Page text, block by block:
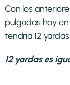
Con los
pulgadas hay
tendría 12 yardas.
12 yardas es